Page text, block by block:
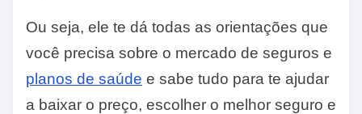
Ou seja, ele te dá todas as orientações que
você precisa sobre o mercado de seguros e
planos de saúde e sabe tudo para te ajudar
a baixar o preço, escolher o melhor seguro e